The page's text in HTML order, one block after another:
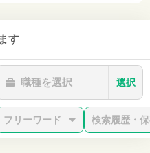
す
職種を選択 選択
フリーワード 検索履歴・